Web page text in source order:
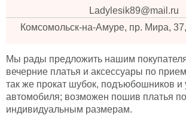
Ladylesik89@mail.ru
Комсомольск-на-Амуре, пр. Мира,
Мы рады предложить нашим
вечерние платья и аксессуары по
так же прокат шубок, подъюбошников и
автомобиля; возможен пошив платья по
индивидуальным размерам.